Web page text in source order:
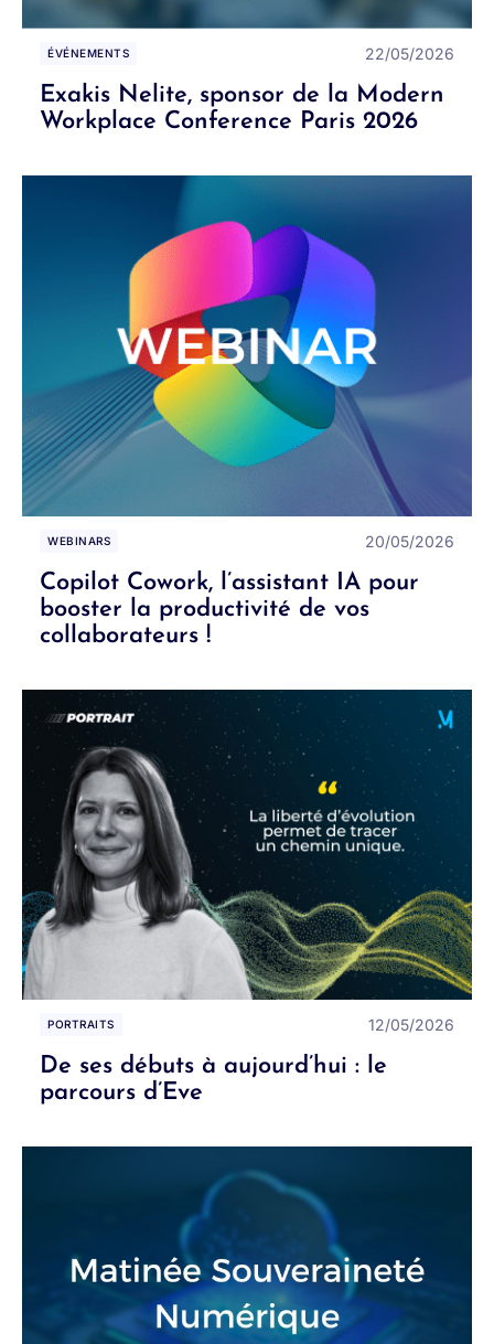
ÉVÉNEMENTS 22/05/2026
Exakis Nelite, sponsor de la Modern
Workplace Conference Paris 2026
WEBINARS 20/05/2026
Copilot Cowork, l’assistant IA pour
booster la productivité de vos
collaborateurs !
PORTRAITS 12/05/2026
De ses débuts à aujourd’hui : le
parcours d’Eve